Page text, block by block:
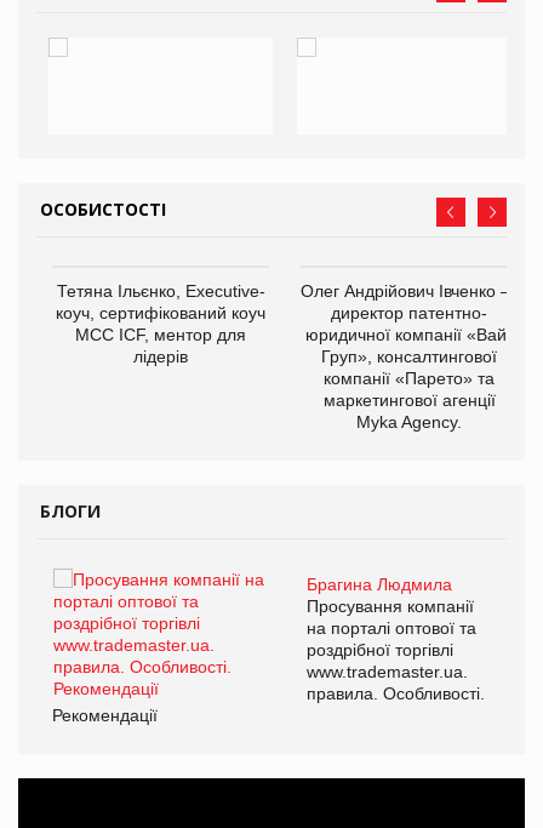
ОСОБИСТОСТІ
Тетяна Ільєнко, Executive-
коуч, сертифікований коуч
МСС ICF, ментор для
лідерів
Олег Андрійович Івченко —
директор патентно-
юридичної компанії «Вайз
Груп», консалтингової
компанії «Парето» та
маркетингової агенції
Myka Agency.
БЛОГИ
Брагина Людмила
Просування компанії
на порталі оптової та
роздрібної торгівлі
www.trademaster.ua.
правила. Особливості.
Рекомендації